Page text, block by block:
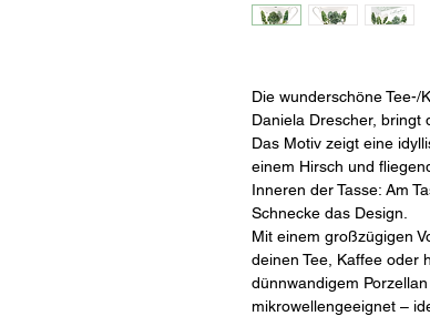
Die wunderschöne
Daniela Drescher, bringt
Das Motiv zeigt eine
einem Hirsch und
Inneren der Tasse: Am
Schnecke das Design.
Mit einem großzügigen
deinen Tee, Kaffee oder
dünnwandigem
mikrowellengeeignet –